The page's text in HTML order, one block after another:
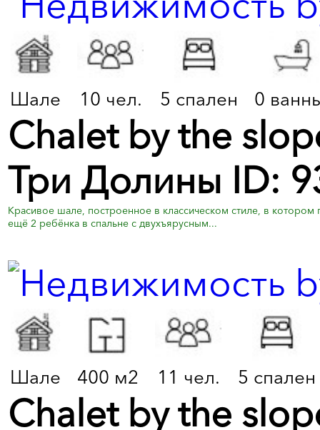
Шале 10 чел. 5 спален 0
Chalet by the
Три Долины ID:
Красивое шале, построенное в классическом стиле, в
ещё 2 ребёнка в спальне с двухъярусным...
Шале 400 м2 11 чел. 5 спален
Chalet by the